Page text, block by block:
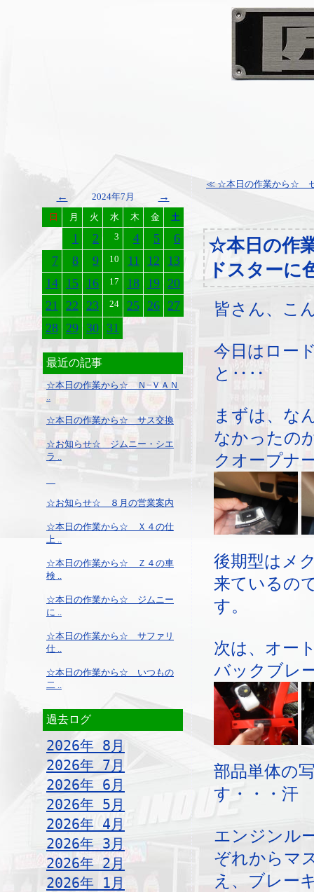
← 2024年7月 →
日 月 火 水 木 金 土
1 2 3 4 5
6
7
8 9 10 11 12
13
14 15 16 17 18 19 20
21 22 23 24 25 26 27
28 29 30 31
最近の記事
☆本日の作業から☆ Ｎ−ＶＡＮ
..
☆本日の作業から☆ サス交換
☆お知らせ☆ ジムニー・シエ
ラ ..
☆お知らせ☆ ８月の営業案内
☆本日の作業から☆ Ｘ４の仕
上 ..
☆本日の作業から☆ Ｚ４の車
検 ..
☆本日の作業から☆ ジムニー
に ..
☆本日の作業から☆ サファリ
仕 ..
☆本日の作業から☆ いつもの
二 ..
過去ログ
2026年 8月
2026年 7月
2026年 6月
2026年 5月
2026年 4月
2026年 3月
2026年 2月
2026年 1月
≪ ☆本日の作業から☆
☆本日の作
ドスター
皆さん、こ
今日はロー
と‥‥
まずは、な
なかったの
クオープナ
後期型はメ
来ているの
す。
次は、オー
バックブレ
部品単体の
す・・・汗
エンジンル
ぞれからマ
え、ブレー